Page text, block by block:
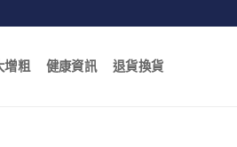
增粗 健康資訊 退貨換貨